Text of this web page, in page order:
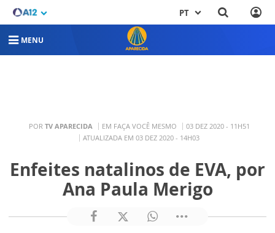
PT
MENU
POR TV APARECIDA EM FAÇA VOCÊ MESMO
03 DEZ 2020 - 11H51
ATUALIZADA EM 03 DEZ 2020 - 14H03
Enfeites natalinos de EVA, por
Ana Paula Merigo